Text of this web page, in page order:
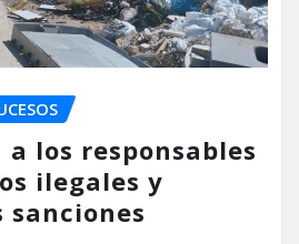
los responsables
ilegales y
sanciones